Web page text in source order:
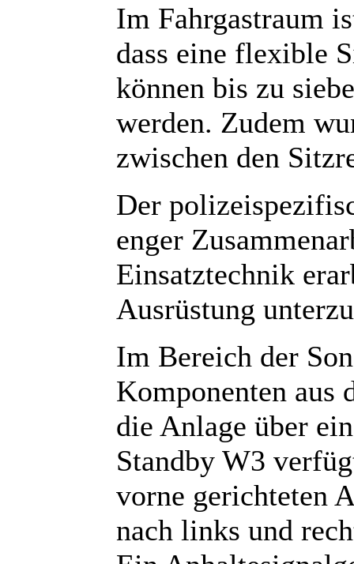
Im Fahrgastraum
dass eine flexible
können bis zu
werden. Zudem
zwischen den
Der
enger
Einsatztechnik
Ausrüstung
Im Bereich der
Komponenten aus
die Anlage über
Standby W3
vorne gerichteten
nach links und